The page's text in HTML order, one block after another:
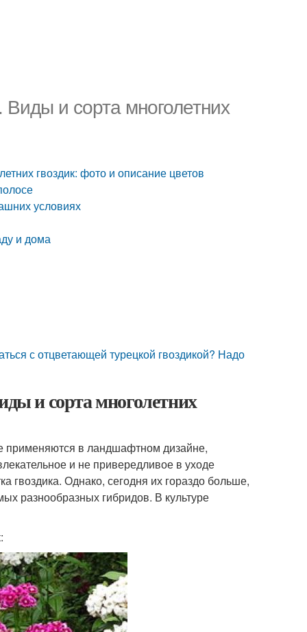
Виды и сорта многолетних
гвоздик: фото и описание цветов
условиях
и дома
с отцветающей турецкой гвоздикой? Надо
и сорта многолетних
применяются в ландшафтном дизайне,
и не привередливое в уходе
гвоздика. Однако, сегодня их гораздо больше,
разнообразных гибридов. В культуре